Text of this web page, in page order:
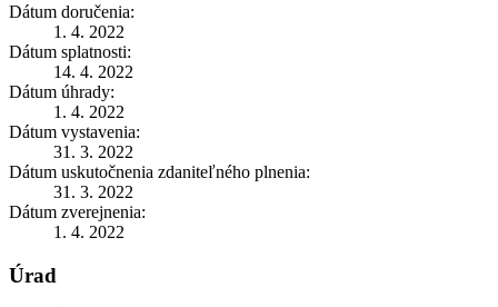
Dátum doručenia:
1. 4. 2022
Dátum splatnosti:
14. 4. 2022
Dátum úhrady:
1. 4. 2022
Dátum vystavenia:
31. 3. 2022
Dátum uskutočnenia zdaniteľného plnenia:
31. 3. 2022
Dátum zverejnenia:
1. 4. 2022
Úrad